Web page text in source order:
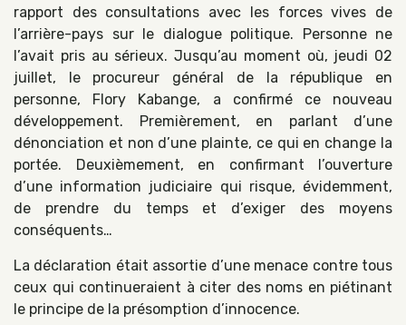
rapport des consultations avec les forces vives de
l’arrière-pays sur le dialogue politique. Personne ne
l’avait pris au sérieux. Jusqu’au moment où, jeudi 02
juillet, le procureur général de la république en
personne, Flory Kabange, a confirmé ce nouveau
développement. Premièrement, en parlant d’une
dénonciation et non d’une plainte, ce qui en change la
portée. Deuxièmement, en confirmant l’ouverture
d’une information judiciaire qui risque, évidemment,
de prendre du temps et d’exiger des moyens
conséquents…
La déclaration était assortie d’une menace contre tous
ceux qui continueraient à citer des noms en piétinant
le principe de la présomption d’innocence.